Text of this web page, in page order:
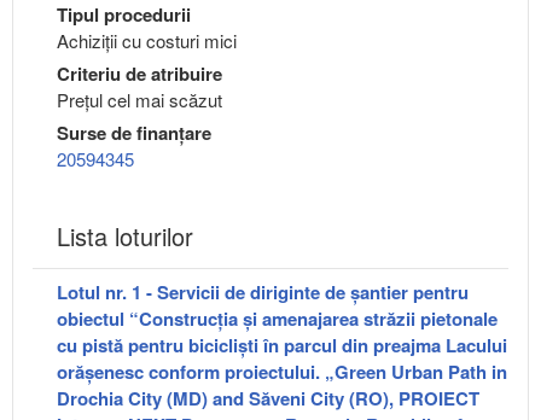
Tipul procedurii
Achiziții cu costuri mici
Criteriu de atribuire
Preţul cel mai scăzut
Surse de finanțare
20594345
Lista loturilor
Lotul nr. 1 - Servicii de diriginte de șantier pentru
obiectul “Construcția și amenajarea străzii pietonale
cu pistă pentru bicicliști în parcul din preajma Lacului
orășenesc conform proiectului. „Green Urban Path in
Drochia City (MD) and Săveni City (RO), PROIECT